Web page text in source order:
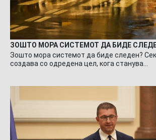
ЗОШТО МОРА СИСТЕМОТ ДА БИДЕ
Зошто мора системот да биде следен?
создава со одредена цел, кога станува…